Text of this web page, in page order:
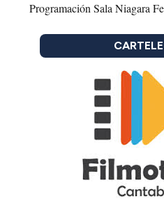
Programación Sala Niagara